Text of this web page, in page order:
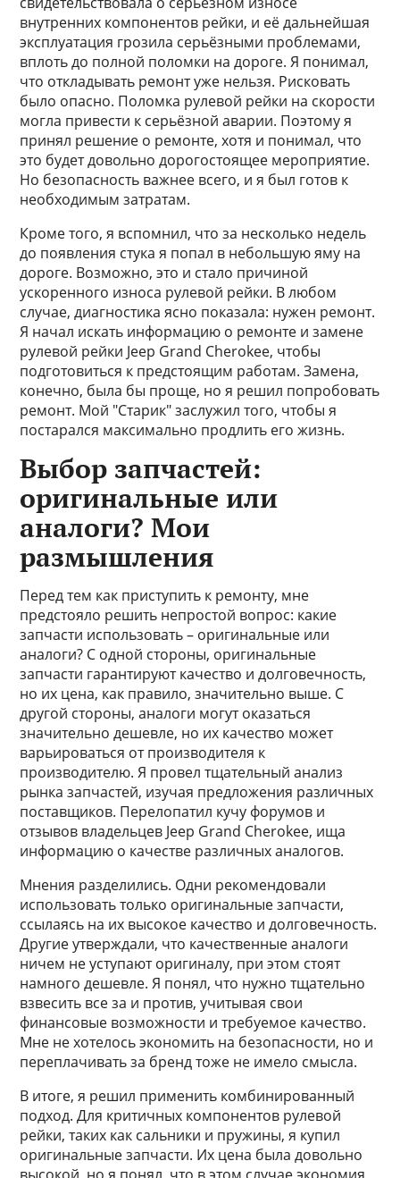
внутренних компонентов рейки, и её дальнейшая
эксплуатация грозила серьёзными проблемами,
вплоть до полной поломки на дороге. Я понимал,
что откладывать ремонт уже нельзя. Рисковать
было опасно. Поломка рулевой рейки на скорости
могла привести к серьёзной аварии. Поэтому я
принял решение о ремонте, хотя и понимал, что
это будет довольно дорогостоящее мероприятие.
Но безопасность важнее всего, и я был готов к
необходимым затратам.
Кроме того, я вспомнил, что за несколько недель
до появления стука я попал в небольшую яму на
дороге. Возможно, это и стало причиной
ускоренного износа рулевой рейки. В любом
случае, диагностика ясно показала: нужен ремонт.
Я начал искать информацию о ремонте и замене
рулевой рейки Jeep Grand Cherokee, чтобы
подготовиться к предстоящим работам. Замена,
конечно, была бы проще, но я решил попробовать
ремонт. Мой "Старик" заслужил того, чтобы я
постарался максимально продлить его жизнь.
Выбор запчастей:
оригинальные или
аналоги? Мои
размышления
Перед тем как приступить к ремонту, мне
предстояло решить непростой вопрос: какие
запчасти использовать – оригинальные или
аналоги? С одной стороны, оригинальные
запчасти гарантируют качество и долговечность,
но их цена, как правило, значительно выше. С
другой стороны, аналоги могут оказаться
значительно дешевле, но их качество может
варьироваться от производителя к
производителю. Я провел тщательный анализ
рынка запчастей, изучая предложения различных
поставщиков. Перелопатил кучу форумов и
отзывов владельцев Jeep Grand Cherokee, ища
информацию о качестве различных аналогов.
Мнения разделились. Одни рекомендовали
использовать только оригинальные запчасти,
ссылаясь на их высокое качество и долговечность.
Другие утверждали, что качественные аналоги
ничем не уступают оригиналу, при этом стоят
намного дешевле. Я понял, что нужно тщательно
взвесить все за и против, учитывая свои
финансовые возможности и требуемое качество.
Мне не хотелось экономить на безопасности, но и
переплачивать за бренд тоже не имело смысла.
В итоге, я решил применить комбинированный
подход. Для критичных компонентов рулевой
рейки, таких как сальники и пружины, я купил
оригинальные запчасти. Их цена была довольно